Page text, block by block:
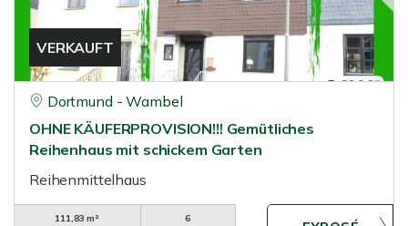
VERKAUFT
Dortmund - Wambel
OHNE KÄUFERPROVISION!!! Gemütliches
Reihenhaus mit schickem Garten
Reihenmittelhaus
111,83 m²
6